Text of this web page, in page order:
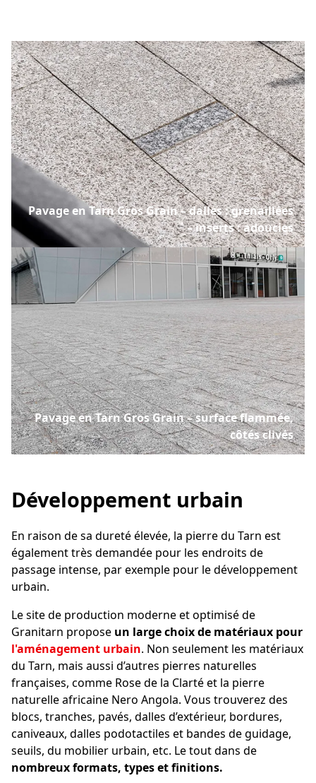
Pavage en Tarn Gros Grain – dalles : grenaillées
– inserts : adoucies
Pavage en Tarn Gros Grain – surface flammée,
côtés clivés
Développement urbain
En raison de sa dureté élevée, la pierre du Tarn est
également très demandée pour les endroits de
passage intense, par exemple pour le développement
urbain.
Le site de production moderne et optimisé de
Granitarn propose un large choix de matériaux pour
l'aménagement urbain. Non seulement les matériaux
du Tarn, mais aussi d’autres pierres naturelles
françaises, comme Rose de la Clarté et la pierre
naturelle africaine Nero Angola. Vous trouverez des
blocs, tranches, pavés, dalles d’extérieur, bordures,
caniveaux, dalles podotactiles et bandes de guidage,
seuils, du mobilier urbain, etc. Le tout dans de
nombreux formats, types et finitions.